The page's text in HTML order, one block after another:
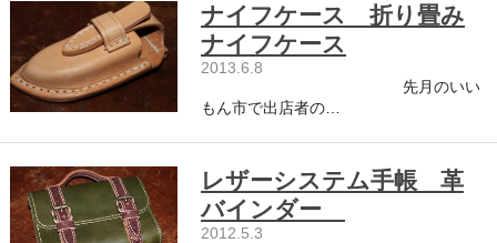
ナイフケース 折り畳み
ナイフケース
2013.6.8
先月のいい
もん市で出店者の…
レザーシステム手帳 革
バインダー
2012.5.3